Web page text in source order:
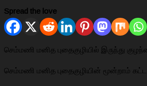
Spread the love
செம்மணி மனித புதைகுழியில் இருந்து
செம்மணி மனித புதைகுழியின் மூன்றாம்